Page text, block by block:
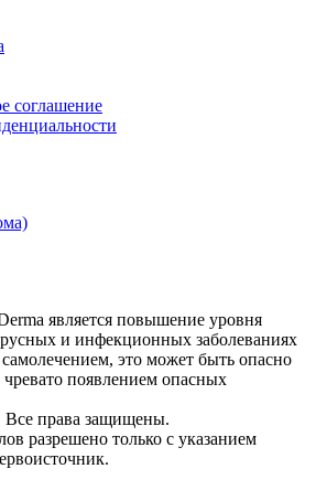
соглашение
является повышение уровня
и инфекционных заболеваниях
это может быть опасно
чревато появлением опасных
Все права защищены.
разрешено только с указанием